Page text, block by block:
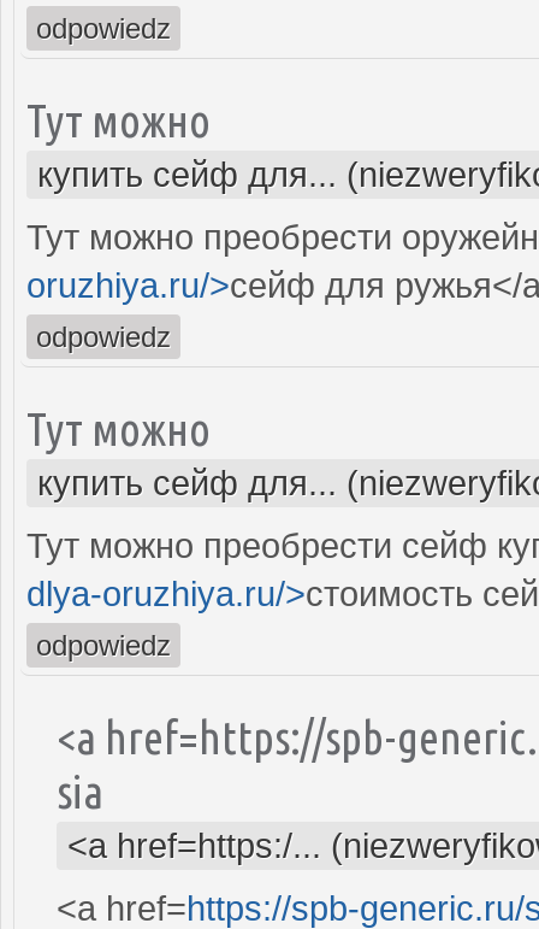
odpowiedz
Тут можно
купить сейф для...
Тут можно преобрести
oruzhiya.ru/>сейф для ружья</
odpowiedz
Тут можно
купить сейф для...
Тут можно преобрести сейф
dlya-oruzhiya.ru/>стоимость
odpowiedz
<a href=https://spb-
sia
<a href=https:/...
<a href=https://spb-